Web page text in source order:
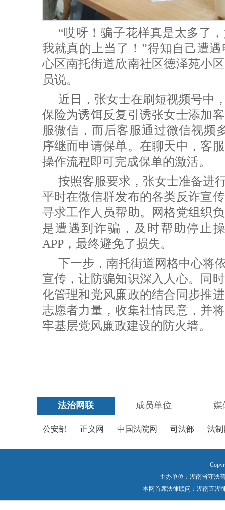
“哎呀！骗子花样真是太多了
我就真的上当了！”得知自己遭
心区南托街道欣南社区德泽苑小
员说。
近日，张女士在刷短视频号中
保险为诱饵反复引诱张女士添加
服微信，而后客服通过微信视频
序继而申请保单。在聊天中，客
操作流程即可完成保单的激活。
按照客服要求，张女士准备进
平时在微信群发布的各类反诈宣
寻求工作人员帮助。网格党组织
是遭遇到诈骗，及时帮助停止
APP，最终避免了损失。
下一步，南托街道网格中心将
宣传，让防骗知识深入人心。同
化管理和党风廉政的结合同步推
志愿者力量，收集社情民意，并
牢基层党风廉政建设的防火墙。
法治网联 成员单位 媒
公安部 正义网 中国法院网 司法部 法制
主办单位：湖南省守法
本网首席法律顾问：湖南五湖